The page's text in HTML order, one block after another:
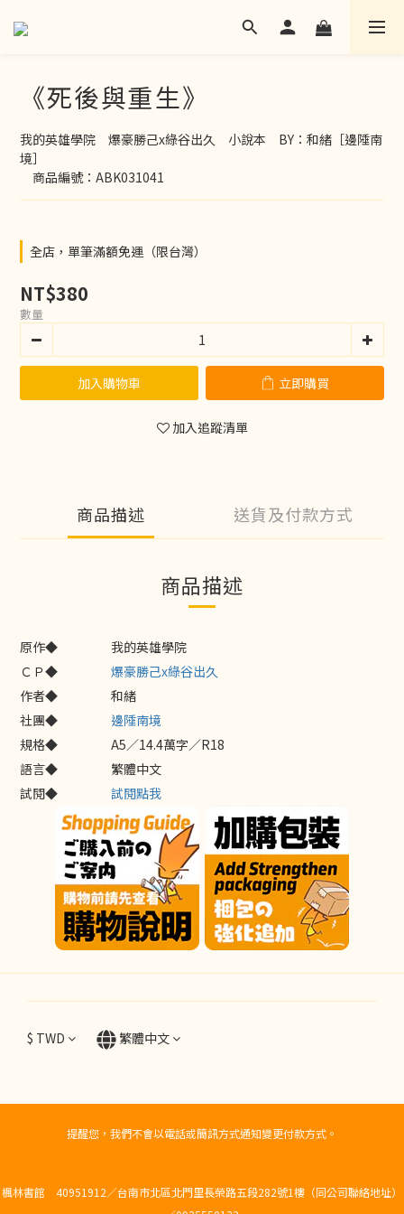
《死後與重生》
我的英雄學院　爆豪勝己x綠谷出久　小說本　BY：和緒［邊陲南
境］
商品編號：ABK031041
全店，單筆滿額免運（限台灣）
NT$380
數量
加入購物車 立即購買
加入追蹤清單
商品描述 送貨及付款方式
商品描述
原作◆
我的英雄學院
ＣＰ◆
爆豪勝己x綠谷出久
作者◆
和緒
社團◆
邊陲南境
規格◆
A5／14.4萬字／R18
語言◆
繁體中文
試閱◆
試閱點我
$ TWD 繁體中文
提醒您，我們不會以電話或簡訊方式通知變更付款方式。
楓林書館 40951912／台南市北區北門里長榮路五段282號1樓（同公司聯絡地址）